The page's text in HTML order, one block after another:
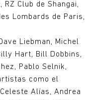
Club de Shangai,
Lombards de Paris,
Liebman, Michel
Hart, Bill Dobbins,
Pablo Selnik,
como el
Alías, Andrea